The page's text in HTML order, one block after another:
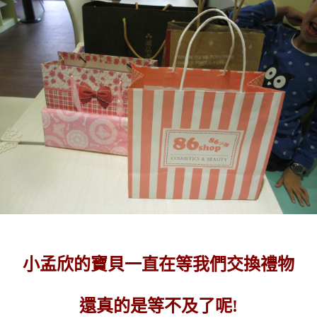
小孟欣的寶貝一直在等我們交換禮物
還真的是等不及了呢!